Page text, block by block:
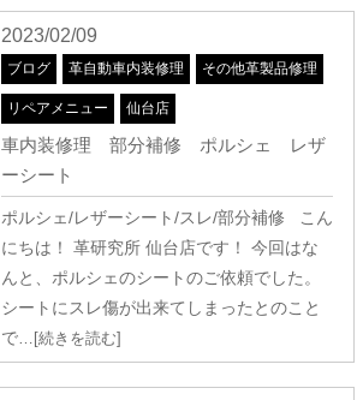
2023/02/09
ブログ 革自動車内装修理 その他革製品修理
リペアメニュー 仙台店
車内装修理 部分補修 ポルシェ レザ
ーシート
ポルシェ/レザーシート/スレ/部分補修 こん
にちは！ 革研究所 仙台店です！ 今回はな
んと、ポルシェのシートのご依頼でした。
シートにスレ傷が出来てしまったとのこと
で…[続きを読む]